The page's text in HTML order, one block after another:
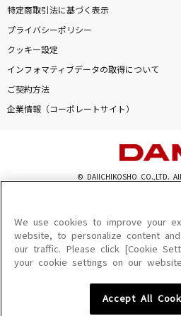
特定商取引法に基づく表示
プライバシーポリシー
クッキー設定
インフォマティブデータの取得について
ご契約方法
企業情報（コーポレートサイト）
© DAIICHIKOSHO CO.,LTD.
このサイトに掲載されている一切の文章・画像
を問わず、著作権法の定める範囲を超えて無断
を禁じます。
楽曲及びコンテンツは、機種によりご利用いた
楽曲及びコンテンツの配信日、配信内容が変更に
We use cookies to improve your
website, to personalize content
our traffic. Please click [Cookie
your cookie settings on our
Accept All